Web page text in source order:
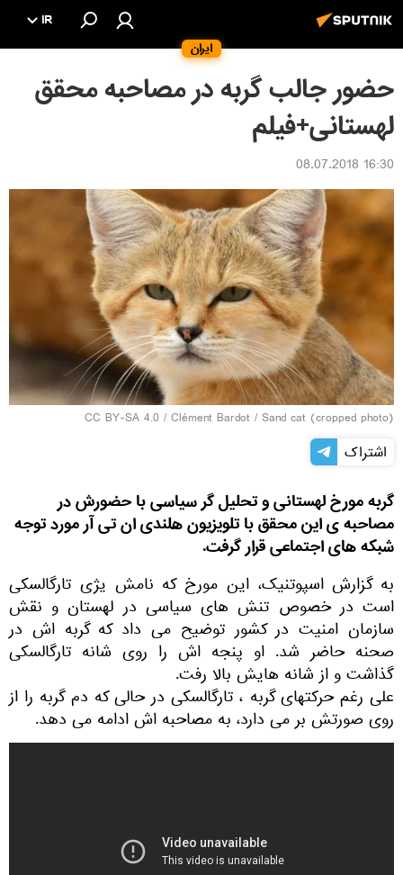
ایران
IR
حضور جالب گربه در مصاحبه محقق
لهستانی+فیلم
16:30 08.07.2018
CC BY-SA 4.0 / Clément Bardot / Sand cat (cropped photo)
اشتراک
گربه مورخ لهستانی و تحلیل گر سیاسی با حضورش در
مصاحبه ی این محقق با تلویزیون هلندی ان تی آر مورد توجه
شبکه های اجتماعی قرار گرفت.
به گزارش اسپوتنیک، این مورخ که نامش یژی تارگالسکی
است در خصوص تنش های سیاسی در لهستان و نقش
سازمان امنیت در کشور توضیح می داد که گربه اش در
صحنه حاضر شد. او پنجه اش را روی شانه تارگالسکی
گذاشت و از شانه هایش بالا رفت.
علی رغم حرکتهای گربه ، تارگالسکی در حالی که دم گربه را از
روی صورتش بر می دارد، به مصاحبه اش ادامه می دهد.